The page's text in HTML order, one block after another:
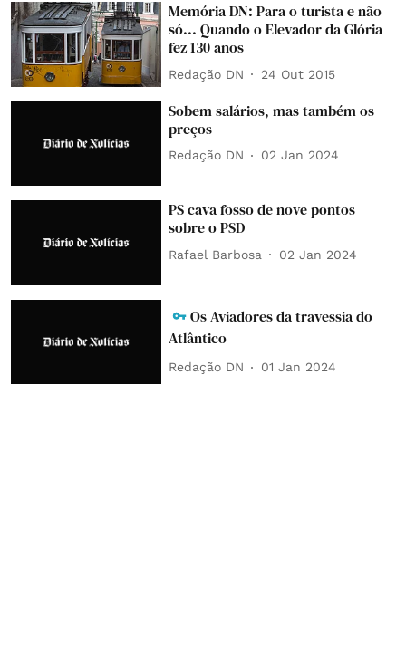
Memória DN: Para o turista e não
só... Quando o Elevador da Glória
fez 130 anos
Redação DN 24 Out 2015
Sobem salários, mas também os
preços
Redação DN 02 Jan 2024
PS cava fosso de nove pontos
sobre o PSD
Rafael Barbosa 02 Jan 2024
Os Aviadores da travessia do
Atlântico
Redação DN 01 Jan 2024